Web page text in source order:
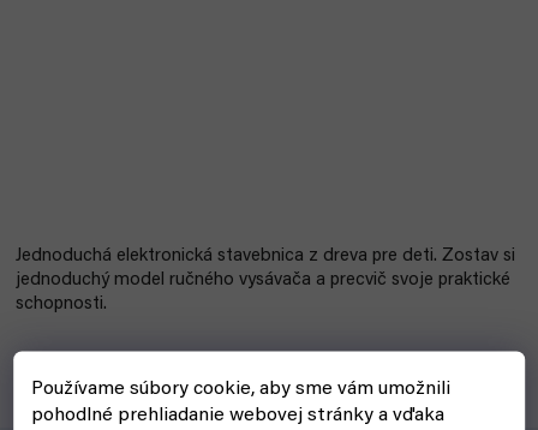
Používame súbory cookie, aby sme vám umožnili
pohodlné prehliadanie webovej stránky a vďaka
Jednoduchá elektronická stavebnica z dreva pre deti. Zostav si
jednoduchý model ručného vysávača a precvič svoje praktické
schopnosti.